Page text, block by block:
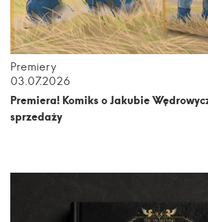
Premiery
03.07.2026
Premiera! Komiks o Jakubie
sprzedaży